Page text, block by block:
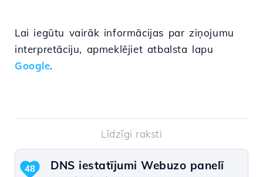
Lai iegūtu vairāk informācijas par ziņojumu
interpretāciju, apmeklējiet atbalsta lapu
Google.
Līdzīgi raksti
DNS iestatījumi Webuzo panelī
48